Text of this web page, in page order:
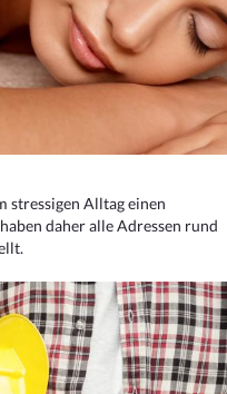
stressigen Alltag einen
daher alle Adressen rund